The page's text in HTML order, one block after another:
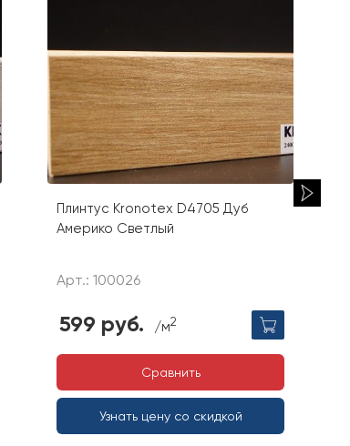
Плинтус Kronotex D4705 Дуб
Америко Светлый
Арт.: 100026
599 руб. /м2
Сравнить
Узнать цену со скидкой